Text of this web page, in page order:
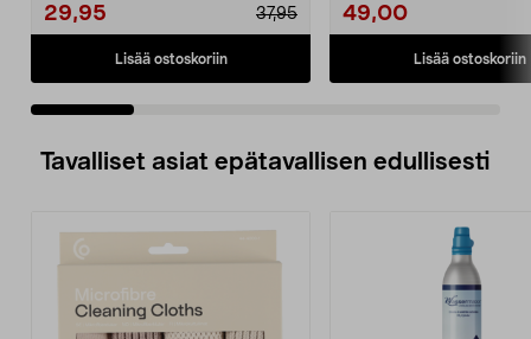
29,95 37,95
Lisää ostoskoriin
49,00
Lisää ostoskoriin
Tavalliset asiat epätavallisen edullisesti